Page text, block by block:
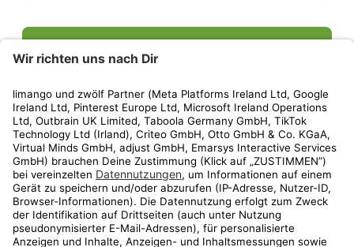
Weiter
Privatsphäre-EinstellungenAGBDatenschutzCompliance
GeschenkgutscheinbedingungenImpressumHelp Center